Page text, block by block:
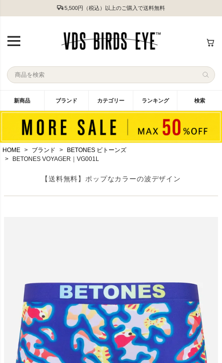
5,500円（税込）以上のご購入で送料無料
新商品 ブランド カテゴリー ランキング 検索
HOME ブランド
BETONES ビトーンズ
BETONES VOYAGER｜VG001L
【送料無料】ポップなカラーの波デザイン